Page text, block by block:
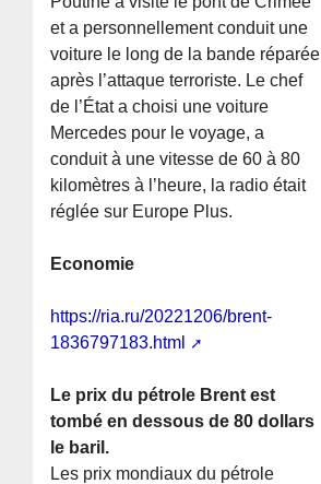
et a personnellement conduit une
voiture le long de la bande réparée
après l’attaque terroriste. Le chef
de l’État a choisi une voiture
Mercedes pour le voyage, a
conduit à une vitesse de 60 à 80
kilomètres à l’heure, la radio était
réglée sur Europe Plus.
Economie
https://ria.ru/20221206/brent-
1836797183.html
Le prix du pétrole Brent est
tombé en dessous de 80 dollars
le baril.
Les prix mondiaux du pétrole